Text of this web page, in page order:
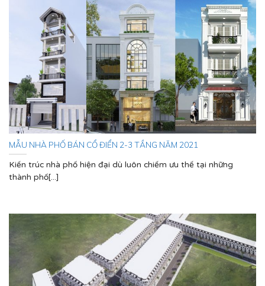
MẪU NHÀ PHỐ BÁN CỔ ĐIỂN 2-3 TẦNG NĂM 2021
Kiến trúc nhà phố hiện đại dù luôn chiếm ưu thế tại những
thành phố[...]